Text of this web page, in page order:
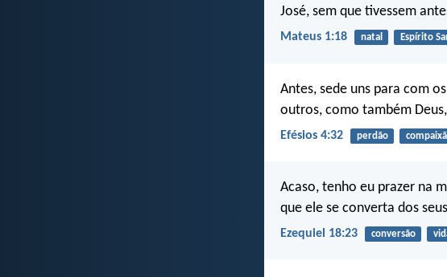
José, sem que tivessem
Mateus 1:18 natal Espírito
Antes, sede uns para com
outros, como também
Efésios 4:32 perdão
Acaso, tenho eu prazer na
que ele se converta dos
Ezequiel 18:23 conversão